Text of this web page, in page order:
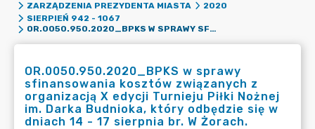
ZARZĄDZENIA PREZYDENTA MIASTA
2020
SIERPIEŃ 942 - 1067
OR.0050.950.2020_BPKS W SPRAWY SFINANSOWANIA KOSZTÓW ZWIĄZANYCH Z ORGANIZACJĄ X EDYCJI TURNIEJU PIŁKI NOŻNEJ IM. DARKA BUDNIOKA, KTÓRY ODBĘDZIE SIĘ W DNIACH 14 - 17 SIERPNIA BR. W ŻORACH.
OR.0050.950.2020_BPKS w sprawy
sfinansowania kosztów związanych z
organizacją X edycji Turnieju Piłki Nożnej
im. Darka Budnioka, który odbędzie się w
dniach 14 - 17 sierpnia br. W Żorach.